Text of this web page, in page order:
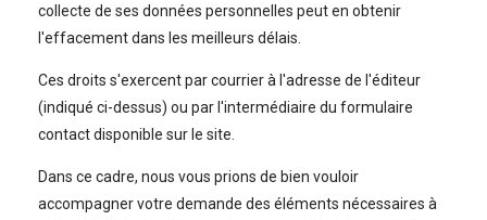
collecte de ses données personnelles peut en obtenir
l'effacement dans les meilleurs délais.
Ces droits s'exercent par courrier à l'adresse de l'éditeur
(indiqué ci-dessus) ou par l'intermédiaire du formulaire
contact disponible sur le site.
Dans ce cadre, nous vous prions de bien vouloir
accompagner votre demande des éléments nécessaires à